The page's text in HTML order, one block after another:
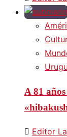
A 81
Editor